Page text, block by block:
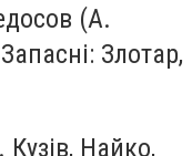
(А.
Злотар,
Найко,